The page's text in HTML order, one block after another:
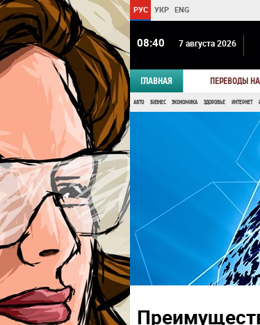
РУС УКР ENG
08 40 7 августа 2026
ГЛАВНАЯ ПЕРЕВОДЫ
АВТО БИЗНЕС ЭКОНОМИКА ЗДОРОВЬЕ ИНТЕРНЕТ